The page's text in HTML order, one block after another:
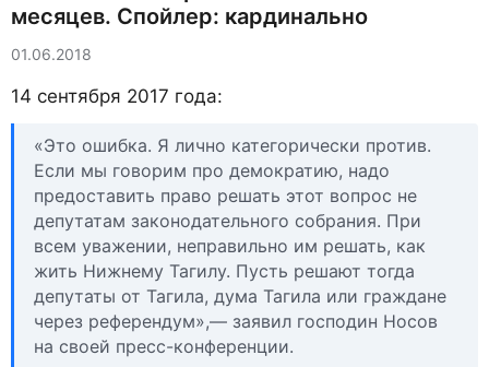
месяцев. Спойлер: кардинально
01.06.2018
14 сентября 2017 года:
«Это ошибка. Я лично категорически против.
Если мы говорим про демократию, надо
предоставить право решать этот вопрос не
депутатам законодательного собрания. При
всем уважении, неправильно им решать, как
жить Нижнему Тагилу. Пусть решают тогда
депутаты от Тагила, дума Тагила или граждане
через референдум»,— заявил господин Носов
на своей пресс-конференции.